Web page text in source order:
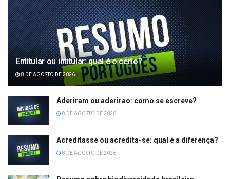
Entitular ou intitular: qual é o certo?
8 DE AGOSTO DE 2026
Aderiram ou aderirao: como se escreve?
8 DE AGOSTO DE 2026
Acreditasse ou acredita-se: qual é a diferença?
8 DE AGOSTO DE 2026